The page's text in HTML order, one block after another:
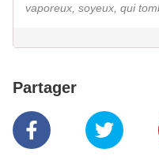
vaporeux, soyeux, qui
Partager